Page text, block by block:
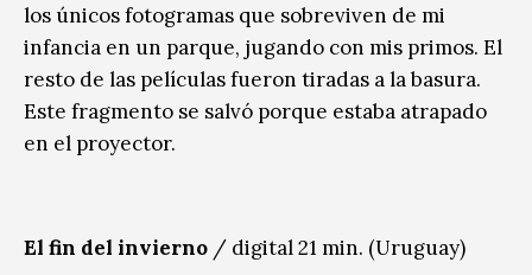
los únicos fotogramas que sobreviven de mi
infancia en un parque, jugando con mis primos. El
resto de las películas fueron tiradas a la basura.
Este fragmento se salvó porque estaba atrapado
en el proyector.
El fin del invierno / digital 21 min. (Uruguay)